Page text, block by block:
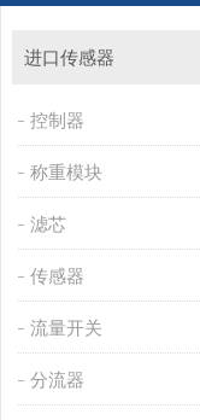
进口传感器
控制器
称重模块
滤芯
传感器
流量开关
分流器